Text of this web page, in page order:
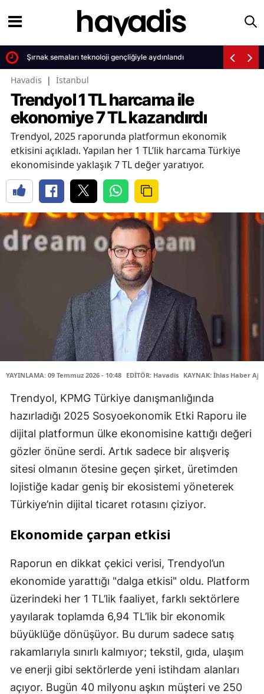
Şırnak semaları teknoloji gençliğiyle aydınlandı
Havadis | İstanbul
Trendyol 1 TL harcama ile
ekonomiye 7 TL kazandırdı
Trendyol, 2025 raporunda platformun ekonomik
etkisini açıkladı. Yapılan her 1 TL’lik harcama Türkiye
ekonomisinde yaklaşık 7 TL değer yaratıyor.
YAYINLAMA: 09 Temmuz 2026 - 10:48 EDİTÖR: Havadis KAYNAK: İhlas Haber
Trendyol, KPMG Türkiye danışmanlığında
hazırladığı 2025 Sosyoekonomik Etki Raporu ile
dijital platformun ülke ekonomisine kattığı değeri
gözler önüne serdi. Artık sadece bir alışveriş
sitesi olmanın ötesine geçen şirket, üretimden
lojistiğe kadar geniş bir ekosistemi yöneterek
Türkiye’nin dijital ticaret rotasını çiziyor.
Ekonomide çarpan etkisi
Raporun en dikkat çekici verisi, Trendyol’un
ekonomide yarattığı "dalga etkisi" oldu. Platform
üzerindeki her 1 TL’lik faaliyet, farklı sektörlere
yayılarak toplamda 6,94 TL’lik bir ekonomik
büyüklüğe dönüşüyor. Bu durum sadece satış
rakamlarıyla sınırlı kalmıyor; tekstil, gıda, ulaşım
ve enerji gibi sektörlerde yeni istihdam alanları
açıyor. Bugün 40 milyonu aşkın müşteri ve 250